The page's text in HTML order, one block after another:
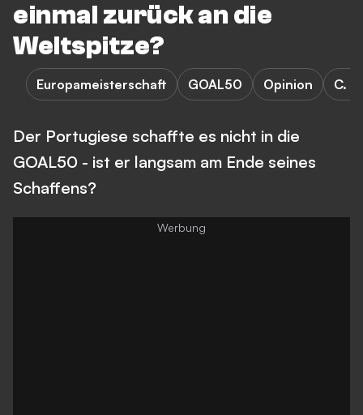
einmal zurück an die
Weltspitze?
Europameisterschaft GOAL50 Opinion C.
Der Portugiese schaffte es nicht in die
GOAL50 - ist er langsam am Ende seines
Schaffens?